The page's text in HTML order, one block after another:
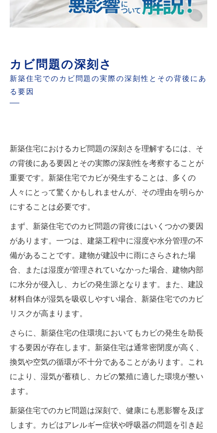
カビ問題の深刻さ
新築住宅でのカビ問題の実際の深刻性とその背後にあ
る要因
新築住宅におけるカビ問題の深刻さを理解するには、そ
の背後にある要因とその実際の深刻性を考察することが
重要です。新築住宅でカビが発生することは、多くの
人々にとって驚くかもしれませんが、その理由を明らか
にすることは必要です。
まず、新築住宅でのカビ問題の背後にはいくつかの要因
があります。一つは、建築工程中に湿度や水分管理の不
備があることです。建物が建設中に雨にさらされた場
合、または湿度が管理されていなかった場合、建物内部
に水分が侵入し、カビの発生源となります。また、建設
材料自体が湿気を吸収しやすい場合、新築住宅でのカビ
リスクが高まります。
さらに、新築住宅の住環境においてもカビの発生を助長
する要因が存在します。新築住宅は通常密閉度が高く、
換気や空気の循環が不十分であることがあります。これ
により、湿気が蓄積し、カビの繁殖に適した環境が整い
ます。
新築住宅でのカビ問題は深刻で、健康にも悪影響を及ぼ
します。カビはアレルギー症状や呼吸器の問題を引き起